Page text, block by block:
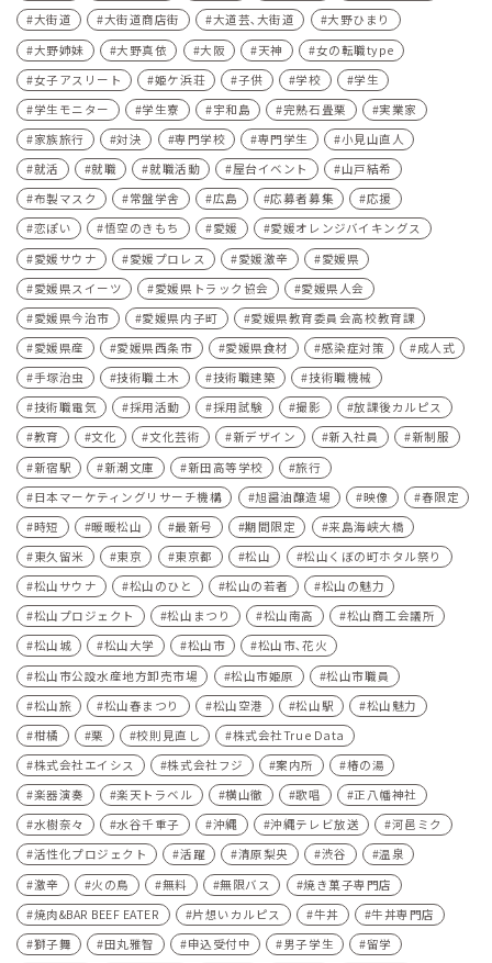
大街道
大街道商店街 大道芸､大街道
大野ひまり
大野姉妹
大野真依 大阪 天神
女の転職type
女子アスリート
姫ケ浜荘 子供 学校
学生
学生モニター
学生寮 宇和島 完熟石畳栗
実業家
家族旅行
対決 専門学校 専門学生
小見山直人
就活
就職 就職活動 屋台イベント
山戸結希
布製マスク
常盤学舎 広島 応募者募集
応援
恋ぽい
悟空のきもち 愛媛
愛媛オレンジバイキングス
愛媛サウナ
愛媛プロレス 愛媛激辛
愛媛県
愛媛県スイーツ
愛媛県トラック協会
愛媛県人会
愛媛県今治市
愛媛県内子町
愛媛県教育委員会高校教育課
愛媛県産
愛媛県西条市 愛媛県食材 感染症対策
成人式
手塚治虫
技術職土木 技術職建築
技術職機械
技術職電気
採用活動 採用試験 撮影
放課後カルピス
教育
文化 文化芸術 新デザイン 新入社員
新制服
新宿駅
新潮文庫 新田高等学校
旅行
日本マーケティングリサーチ機構
旭醤油醸造場 映像
春限定
時短
暖暖松山 最新号 期間限定
来島海峡大橋
東久留米
東京 東京都 松山
松山くぼの町ホタル祭り
松山サウナ
松山のひと 松山の若者
松山の魅力
松山プロジェクト
松山まつり 松山南高
松山商工会議所
松山城
松山大学 松山市
松山市､花火
松山市公設水産地方卸売市場
松山市姫原
松山市職員
松山旅
松山春まつり 松山空港 松山駅
松山魅力
柑橘
栗 校則見直し
株式会社True Data
株式会社エイシス
株式会社フジ 案内所
椿の湯
楽器演奏
楽天トラベル 横山徹 歌唱
正八幡神社
水樹奈々
水谷千重子 沖縄 沖縄テレビ放送
河⾢ミク
活性化プロジェクト
活躍 清原梨央 渋谷
温泉
激辛
火の鳥 無料 無限バス
焼き菓子専門店
焼肉&BAR BEEF EATER
片想いカルピス 牛丼
牛丼専門店
獅子舞
田丸雅智 申込受付中 男子学生
留学